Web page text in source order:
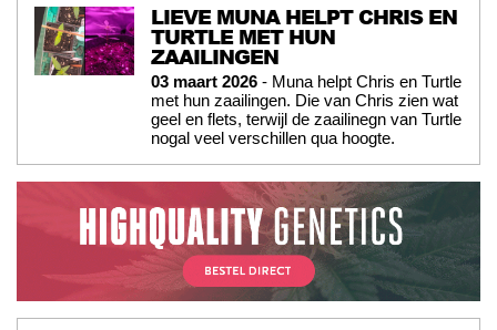
LIEVE MUNA HELPT CHRIS EN
TURTLE MET HUN
ZAAILINGEN
03 maart 2026 - Muna helpt Chris en Turtle
met hun zaailingen. Die van Chris zien wat
geel en flets, terwijl de zaailinegn van Turtle
nogal veel verschillen qua hoogte.